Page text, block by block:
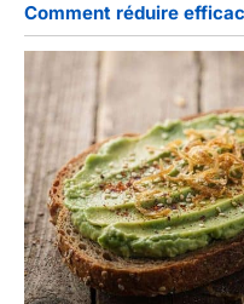
Comment réduire